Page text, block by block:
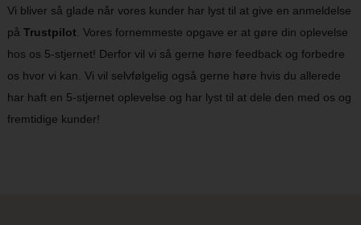
Vi bliver så glade når vores kunder har lyst til at give en anmeldelse
på Trustpilot . Vores fornemmeste opgave er at gøre din oplevelse
hos os 5-stjernet! Derfor vil vi så gerne høre feedback og forbedre
os hvor vi kan. Vi vil selvfølgelig også gerne høre hvis du allerede
har haft en 5-stjernet oplevelse og har lyst til at dele den med os og
fremtidige kunder!